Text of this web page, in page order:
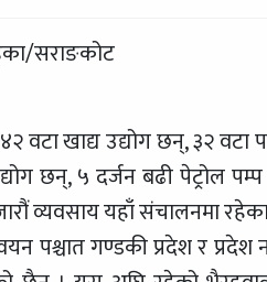
सराङकोट
वटा खाद्य उद्योग छन्, ३२ वटा
छन्, ५ दर्जन बढी पेट्रोल
व्यवसाय यहाँ संचालनमा
पश्चात गण्डकी प्रदेश र